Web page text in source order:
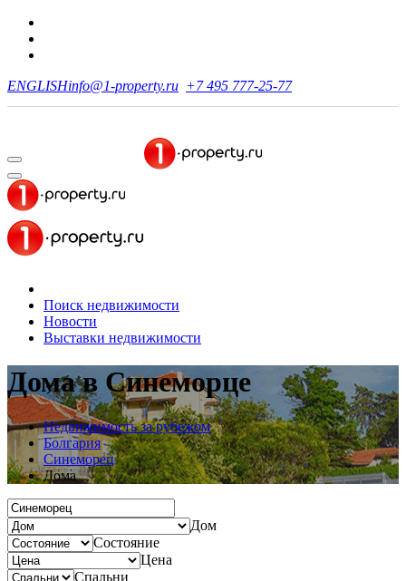
ENGLISHinfo@1-property.ru +7 495 777-25-77
Поиск недвижимости
Новости
Выставки недвижимости
Домав Синеморце
Недвижимость за рубежом
Болгария
Синеморец
Дома
Дом
Состояние
Цена
Спальни